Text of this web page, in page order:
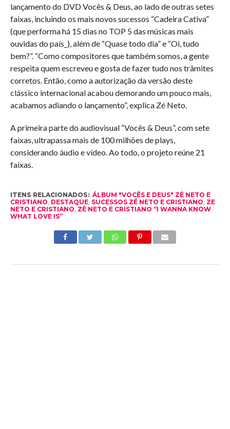
lançamento do DVD Vocês & Deus, ao lado de outras setes
faixas, incluindo os mais novos sucessos “Cadeira Cativa”
(que performa há 15 dias no TOP 5 das músicas mais
ouvidas do país_), além de “Quase todo dia” e “Oi, tudo
bem?”. “Como compositores que também somos, a gente
respeita quem escreveu e gosta de fazer tudo nos trâmites
corretos. Então, como a autorização da versão deste
clássico internacional acabou demorando um pouco mais,
acabamos adiando o lançamento”, explica Zé Neto.
A primeira parte do audiovisual “Vocês & Deus”, com sete
faixas, ultrapassa mais de 100 milhões de plays,
considerando áudio e vídeo. Ao todo, o projeto reúne 21
faixas.
ITENS RELACIONADOS: ÁLBUM "VOCÊS E DEUS" ZÉ NETO E
CRISTIANO, DESTAQUE, SUCESSOS ZÉ NETO E CRISTIANO, ZE
NETO E CRISTIANO, ZÉ NETO E CRISTIANO “I WANNA KNOW
WHAT LOVE IS”